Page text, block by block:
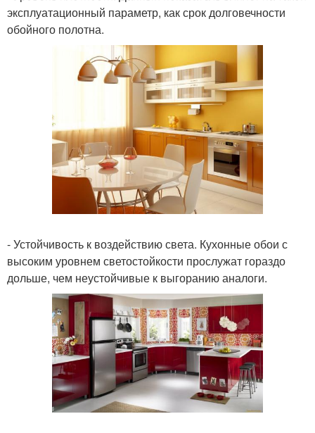
эксплуатационный параметр, как срок долговечности
обойного полотна.
- Устойчивость к воздействию света. Кухонные обои с
высоким уровнем светостойкости прослужат гораздо
дольше, чем неустойчивые к выгоранию аналоги.